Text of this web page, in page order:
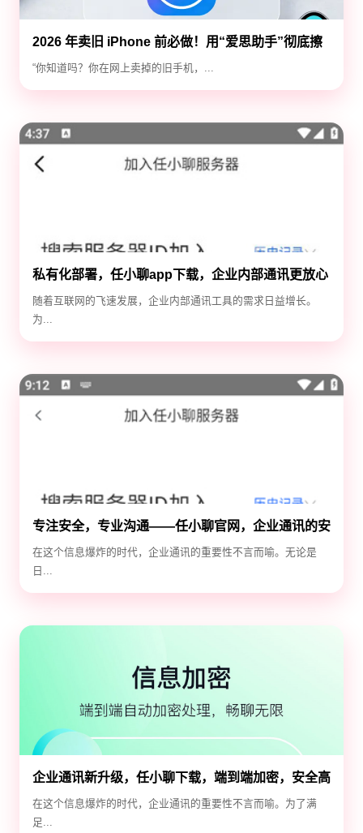
2026 年卖旧 iPhone 前必做！用“爱思助手”彻底擦
除隐私，防止数据泄露
“你知道吗？你在网上卖掉的旧手机，...
私有化部署，任小聊app下载，企业内部通讯更放心
随着互联网的飞速发展，企业内部通讯工具的需求日益增长。
为...
专注安全，专业沟通——任小聊官网，企业通讯的安
全守护神
在这个信息爆炸的时代，企业通讯的重要性不言而喻。无论是
日...
企业通讯新升级，任小聊下载，端到端加密，安全高
效！
在这个信息爆炸的时代，企业通讯的重要性不言而喻。为了满
足...